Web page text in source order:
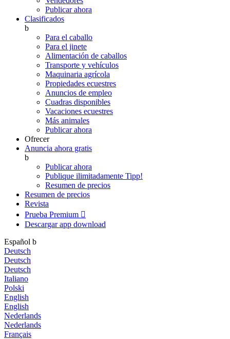
Publicar ahora
Clasificados
b
Para el caballo
Para el jinete
Alimentación de caballos
Transporte y vehículos
Maquinaria agrícola
Propiedades ecuestres
Anuncios de empleo
Cuadras disponibles
Vacaciones ecuestres
Más animales
Publicar ahora
Ofrecer
Anuncia ahora gratis
b
Publicar ahora
Publique ilimitadamente Tipp!
Resumen de precios
Resumen de precios
Revista
Prueba Premium 
Descargar app download
Español b
Deutsch
Deutsch
Deutsch
Italiano
Polski
English
English
Nederlands
Nederlands
Français